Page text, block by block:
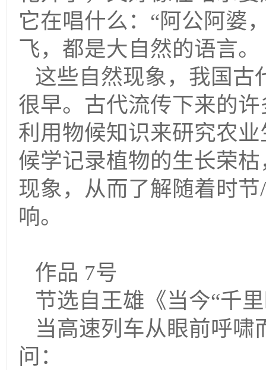
它在唱什么：“阿公阿婆
飞，都是大自然的语言。
这些自然现象，我国古
很早。古代流传下来的
利用物候知识来研究农
候学记录植物的生长荣
现象，从而了解随着时
响。
作品 7号
节选自王雄《当今“千
当高速列车从眼前呼
问：